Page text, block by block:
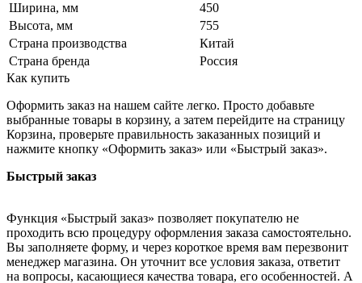
Ширина, мм
450
Высота, мм
755
Страна производства
Китай
Страна бренда
Россия
Как купить
Оформить заказ на нашем сайте легко. Просто добавьте
выбранные товары в корзину, а затем перейдите на страницу
Корзина, проверьте правильность заказанных позиций и
нажмите кнопку «Оформить заказ» или «Быстрый заказ».
Быстрый заказ
Функция «Быстрый заказ» позволяет покупателю не
проходить всю процедуру оформления заказа самостоятельно.
Вы заполняете форму, и через короткое время вам перезвонит
менеджер магазина. Он уточнит все условия заказа, ответит
на вопросы, касающиеся качества товара, его особенностей. А